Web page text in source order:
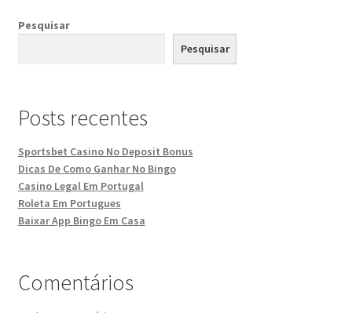
Pesquisar
Pesquisar
Posts recentes
Sportsbet Casino No Deposit Bonus
Dicas De Como Ganhar No Bingo
Casino Legal Em Portugal
Roleta Em Portugues
Baixar App Bingo Em Casa
Comentários